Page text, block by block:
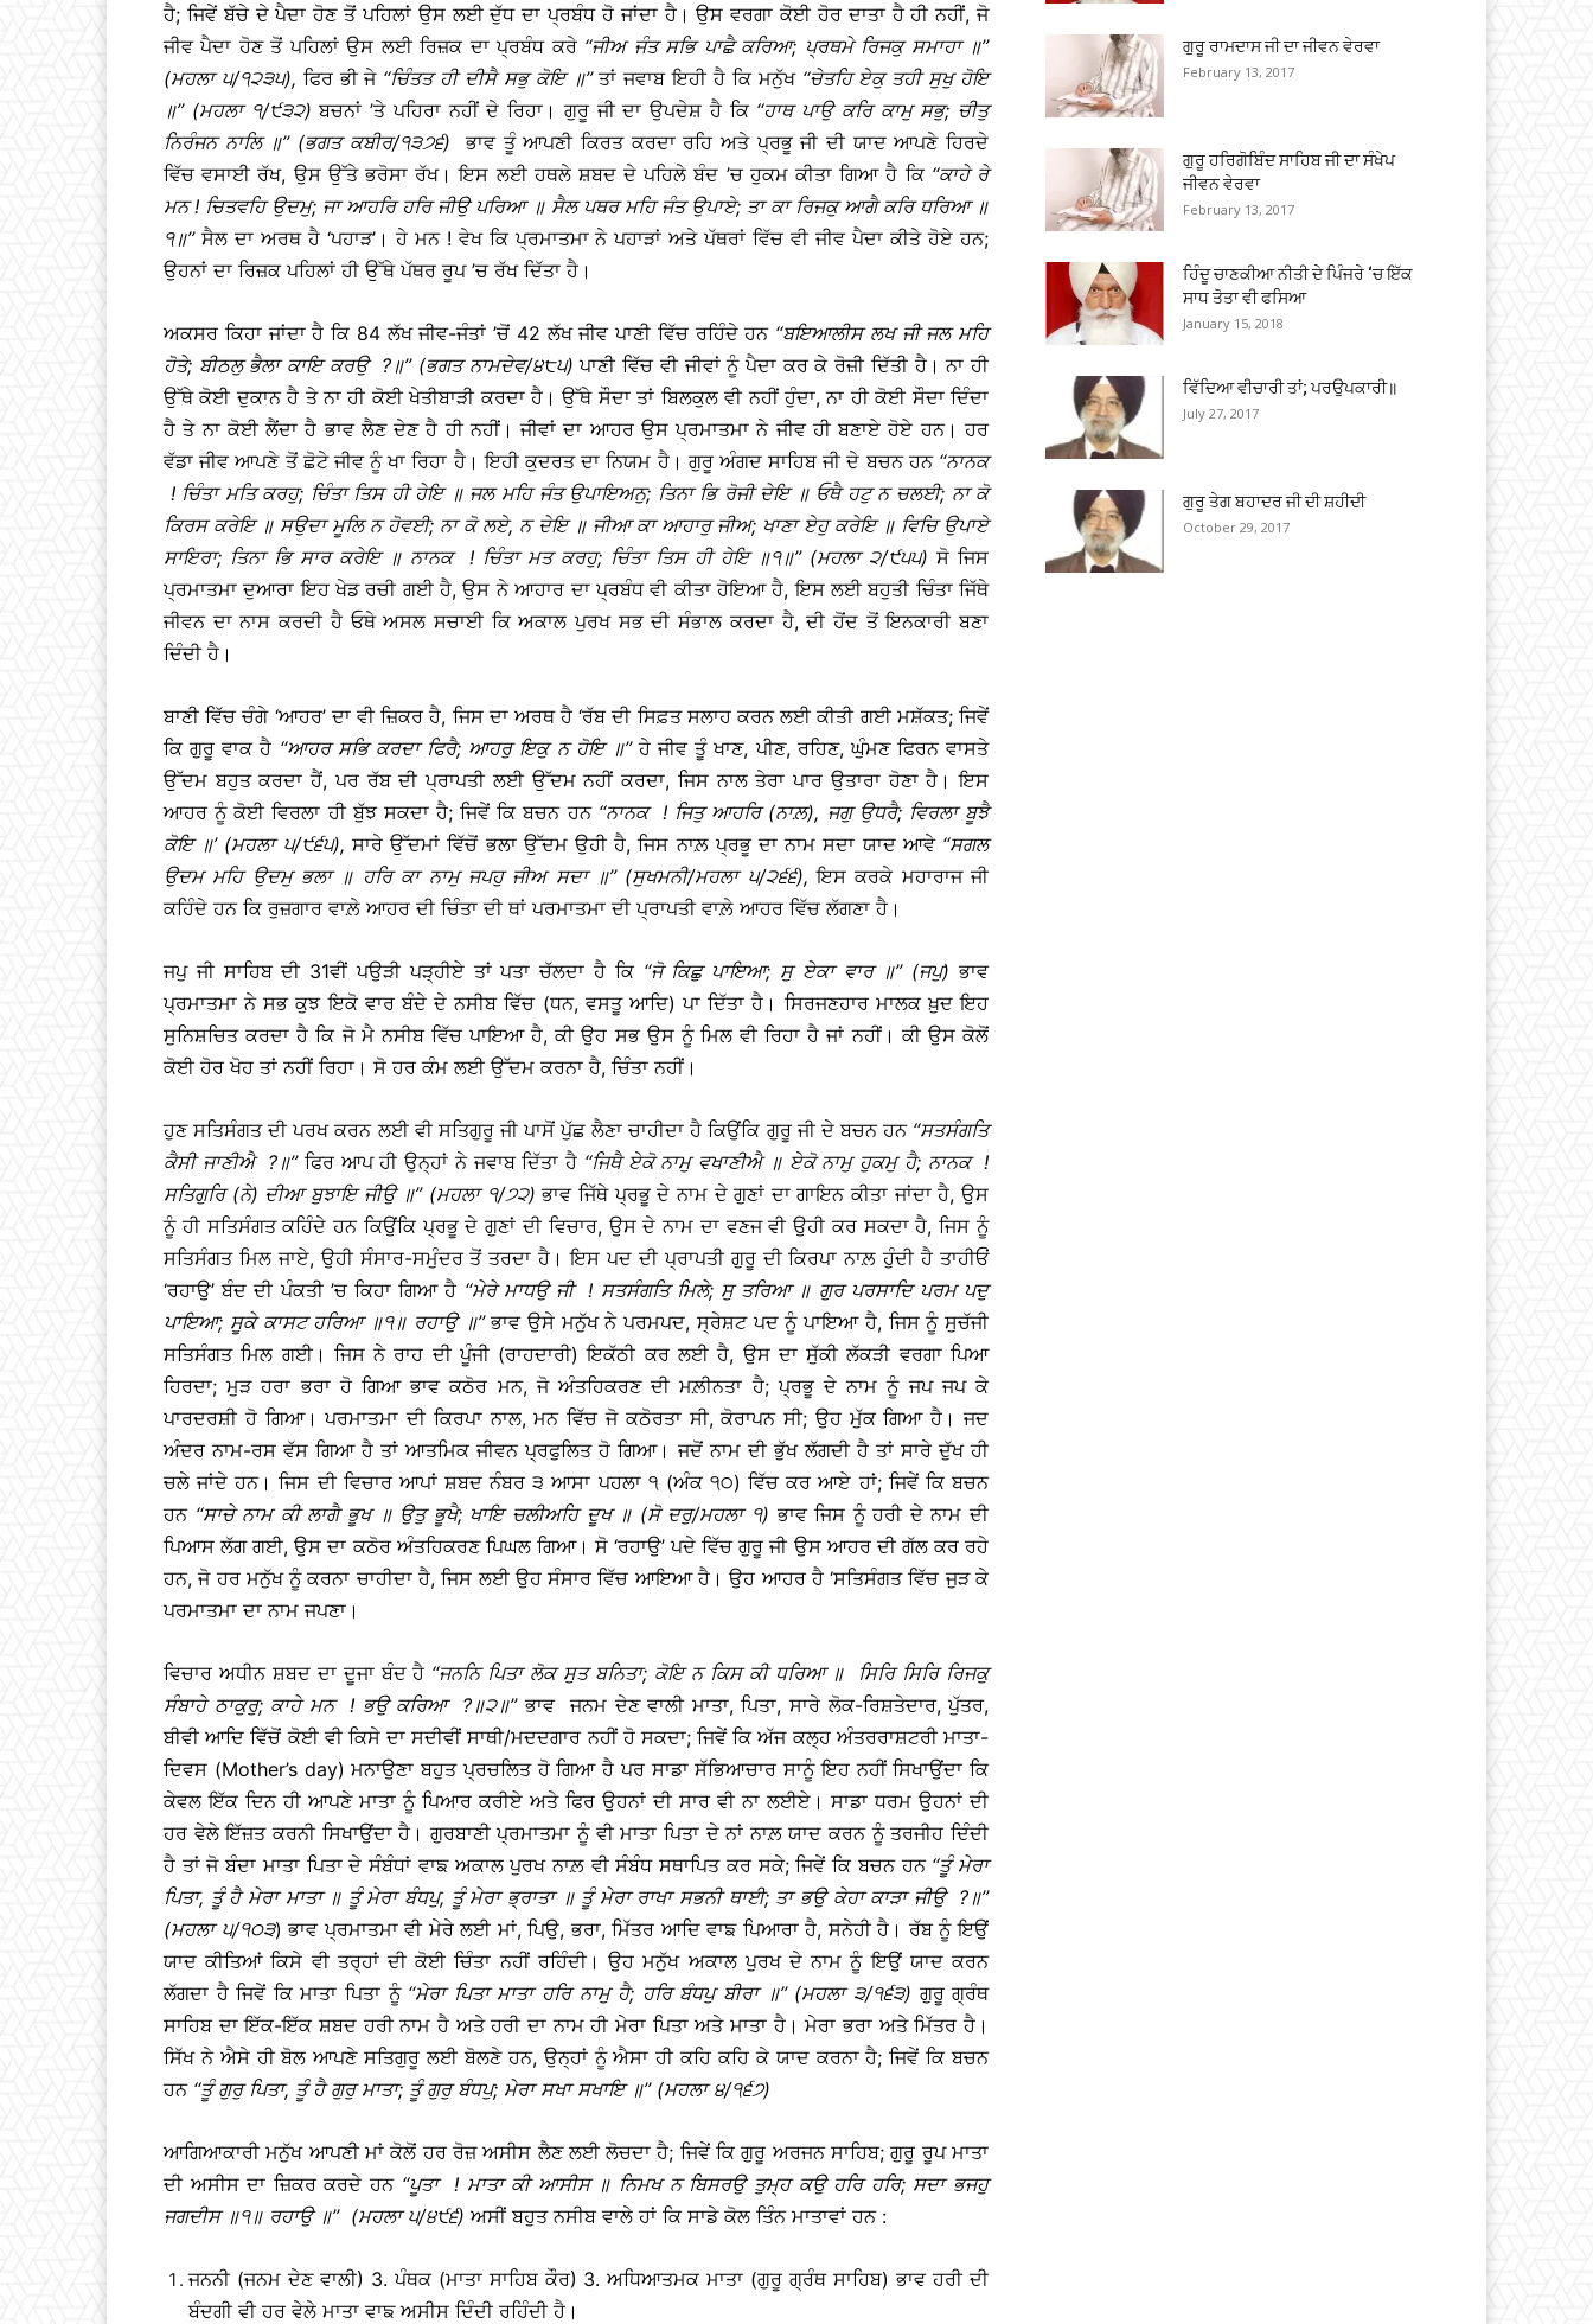
ਹੈ; ਜਿਵੇਂ ਬੱਚੇ ਦੇ ਪੈਦਾ ਹੋਣ ਤੋਂ ਪਹਿਲਾਂ ਉਸ ਲਈ ਦੁੱਧ ਦਾ ਪ੍ਰਬੰਧ ਹੋ ਜਾਂਦਾ ਹੈ। ਉਸ ਵਰਗਾ ਕੋਈ ਹੋਰ ਦਾਤਾ ਹੈ ਹੀ ਨਹੀਂ, ਜੋ
ਜੀਵ ਪੈਦਾ ਹੋਣ ਤੋਂ ਪਹਿਲਾਂ ਉਸ ਲਈ ਰਿਜ਼ਕ ਦਾ ਪ੍ਰਬੰਧ ਕਰੇ ‘‘ਜੀਅ ਜੰਤ ਸਭਿ ਪਾਛੈ ਕਰਿਆ; ਪ੍ਰਥਮੇ ਰਿਜਕੁ ਸਮਾਹਾ ॥’’
(ਮਹਲਾ ੫/੧੨੩੫), ਫਿਰ ਭੀ ਜੇ ‘‘ਚਿੰਤਤ ਹੀ ਦੀਸੈ ਸਭੁ ਕੋਇ ॥’’ਤਾਂ ਜਵਾਬ ਇਹੀ ਹੈ ਕਿ ਮਨੁੱਖ ‘‘ਚੇਤਹਿ ਏਕੁ ਤਹੀ ਸੁਖੁ ਹੋਇ
॥’’ (ਮਹਲਾ ੧/੯੩੨) ਬਚਨਾਂ ’ਤੇ ਪਹਿਰਾ ਨਹੀਂ ਦੇ ਰਿਹਾ। ਗੁਰੂ ਜੀ ਦਾ ਉਪਦੇਸ਼ ਹੈ ਕਿ ‘‘ਹਾਥ ਪਾਉ ਕਰਿ ਕਾਮੁ ਸਭੁ; ਚੀਤੁ
ਨਿਰੰਜਨ ਨਾਲਿ ॥’’ (ਭਗਤ ਕਬੀਰ/੧੩੭੬)ਭਾਵ ਤੂੰ ਆਪਣੀ ਕਿਰਤ ਕਰਦਾ ਰਹਿ ਅਤੇ ਪ੍ਰਭੂ ਜੀ ਦੀ ਯਾਦ ਆਪਣੇ ਹਿਰਦੇ
ਵਿੱਚ ਵਸਾਈ ਰੱਖ, ਉਸ ਉੱਤੇ ਭਰੋਸਾ ਰੱਖ। ਇਸ ਲਈ ਹਥਲੇ ਸ਼ਬਦ ਦੇ ਪਹਿਲੇ ਬੰਦ ’ਚ ਹੁਕਮ ਕੀਤਾ ਗਿਆ ਹੈ ਕਿ ‘‘ਕਾਹੇ ਰੇ
ਮਨ! ਚਿਤਵਹਿ ਉਦਮੁ; ਜਾ ਆਹਰਿ ਹਰਿ ਜੀਉ ਪਰਿਆ ॥ ਸੈਲ ਪਥਰ ਮਹਿ ਜੰਤ ਉਪਾਏ; ਤਾ ਕਾ ਰਿਜਕੁ ਆਗੈ ਕਰਿ ਧਰਿਆ ॥
੧॥’’ ਸੈਲ ਦਾ ਅਰਥ ਹੈ ‘ਪਹਾੜ’। ਹੇ ਮਨ ! ਵੇਖ ਕਿ ਪ੍ਰਮਾਤਮਾ ਨੇ ਪਹਾੜਾਂ ਅਤੇ ਪੱਥਰਾਂ ਵਿੱਚ ਵੀ ਜੀਵ ਪੈਦਾ ਕੀਤੇ ਹੋਏ ਹਨ;
ਉਹਨਾਂ ਦਾ ਰਿਜ਼ਕ ਪਹਿਲਾਂ ਹੀ ਉੱਥੇ ਪੱਥਰ ਰੂਪ ’ਚ ਰੱਖ ਦਿੱਤਾ ਹੈ।
ਅਕਸਰ ਕਿਹਾ ਜਾਂਦਾ ਹੈ ਕਿ 84 ਲੱਖ ਜੀਵ-ਜੰਤਾਂ ’ਚੋਂ 42 ਲੱਖ ਜੀਵ ਪਾਣੀ ਵਿੱਚ ਰਹਿੰਦੇ ਹਨ ‘‘ਬਇਆਲੀਸ ਲਖ ਜੀ ਜਲ ਮਹਿ
ਹੋਤੇ; ਬੀਠਲੁ ਭੈਲਾ ਕਾਇ ਕਰਉ ? ॥’’ (ਭਗਤ ਨਾਮਦੇਵ/੪੮੫) ਪਾਣੀ ਵਿੱਚ ਵੀ ਜੀਵਾਂ ਨੂੰ ਪੈਦਾ ਕਰ ਕੇ ਰੋਜ਼ੀ ਦਿੱਤੀ ਹੈ। ਨਾ ਹੀ
ਉੱਥੇ ਕੋਈ ਦੁਕਾਨ ਹੈ ਤੇ ਨਾ ਹੀ ਕੋਈ ਖੇਤੀਬਾੜੀ ਕਰਦਾ ਹੈ। ਉੱਥੇ ਸੌਦਾ ਤਾਂ ਬਿਲਕੁਲ ਵੀ ਨਹੀਂ ਹੁੰਦਾ, ਨਾ ਹੀ ਕੋਈ ਸੌਦਾ ਦਿੰਦਾ
ਹੈ ਤੇ ਨਾ ਕੋਈ ਲੈਂਦਾ ਹੈ ਭਾਵ ਲੈਣ ਦੇਣ ਹੈ ਹੀ ਨਹੀਂ। ਜੀਵਾਂ ਦਾ ਆਹਰ ਉਸ ਪ੍ਰਮਾਤਮਾ ਨੇ ਜੀਵ ਹੀ ਬਣਾਏ ਹੋਏ ਹਨ। ਹਰ
ਵੱਡਾ ਜੀਵ ਆਪਣੇ ਤੋਂ ਛੋਟੇ ਜੀਵ ਨੂੰ ਖਾ ਰਿਹਾ ਹੈ। ਇਹੀ ਕੁਦਰਤ ਦਾ ਨਿਯਮ ਹੈ। ਗੁਰੂ ਅੰਗਦ ਸਾਹਿਬ ਜੀ ਦੇ ਬਚਨ ਹਨ ‘‘ਨਾਨਕ
! ਚਿੰਤਾ ਮਤਿ ਕਰਹੁ; ਚਿੰਤਾ ਤਿਸ ਹੀ ਹੇਇ ॥ ਜਲ ਮਹਿ ਜੰਤ ਉਪਾਇਅਨੁ; ਤਿਨਾ ਭਿ ਰੋਜੀ ਦੇਇ ॥ ਓਥੈ ਹਟੁ ਨ ਚਲਈ; ਨਾ ਕੋ
ਕਿਰਸ ਕਰੇਇ ॥ ਸਉਦਾ ਮੂਲਿ ਨ ਹੋਵਈ; ਨਾ ਕੋ ਲਏ, ਨ ਦੇਇ ॥ ਜੀਆ ਕਾ ਆਹਾਰੁ ਜੀਅ; ਖਾਣਾ ਏਹੁ ਕਰੇਇ ॥ ਵਿਚਿ ਉਪਾਏ
ਸਾਇਰਾ; ਤਿਨਾ ਭਿ ਸਾਰ ਕਰੇਇ ॥ ਨਾਨਕ ! ਚਿੰਤਾ ਮਤ ਕਰਹੁ; ਚਿੰਤਾ ਤਿਸ ਹੀ ਹੇਇ ॥੧॥’’ (ਮਹਲਾ ੨/੯੫੫) ਸੋ ਜਿਸ
ਪ੍ਰਮਾਤਮਾ ਦੁਆਰਾ ਇਹ ਖੇਡ ਰਚੀ ਗਈ ਹੈ, ਉਸ ਨੇ ਆਹਾਰ ਦਾ ਪ੍ਰਬੰਧ ਵੀ ਕੀਤਾ ਹੋਇਆ ਹੈ, ਇਸ ਲਈ ਬਹੁਤੀ ਚਿੰਤਾ ਜਿੱਥੇ
ਜੀਵਨ ਦਾ ਨਾਸ ਕਰਦੀ ਹੈ ਓਥੇ ਅਸਲ ਸਚਾਈ ਕਿ ਅਕਾਲ ਪੁਰਖ ਸਭ ਦੀ ਸੰਭਾਲ ਕਰਦਾ ਹੈ, ਦੀ ਹੋਂਦ ਤੋਂ ਇਨਕਾਰੀ ਬਣਾ
ਦਿੰਦੀ ਹੈ।
ਬਾਣੀ ਵਿੱਚ ਚੰਗੇ ‘ਆਹਰ’ ਦਾ ਵੀ ਜ਼ਿਕਰ ਹੈ, ਜਿਸ ਦਾ ਅਰਥ ਹੈ ‘ਰੱਬ ਦੀ ਸਿਫ਼ਤ ਸਲਾਹ ਕਰਨ ਲਈ ਕੀਤੀ ਗਈ ਮਸ਼ੱਕਤ; ਜਿਵੇਂ
ਕਿ ਗੁਰੂ ਵਾਕ ਹੈ ‘‘ਆਹਰ ਸਭਿ ਕਰਦਾ ਫਿਰੈ; ਆਹਰੁ ਇਕੁ ਨ ਹੋਇ ॥’’ਹੇ ਜੀਵ ਤੂੰ ਖਾਣ, ਪੀਣ, ਰਹਿਣ, ਘੁੰਮਣ ਫਿਰਨ ਵਾਸਤੇ
ਉੱਦਮ ਬਹੁਤ ਕਰਦਾ ਹੈਂ, ਪਰ ਰੱਬ ਦੀ ਪ੍ਰਾਪਤੀ ਲਈ ਉੱਦਮ ਨਹੀਂ ਕਰਦਾ, ਜਿਸ ਨਾਲ ਤੇਰਾ ਪਾਰ ਉਤਾਰਾ ਹੋਣਾ ਹੈ। ਇਸ
ਆਹਰ ਨੂੰ ਕੋਈ ਵਿਰਲਾ ਹੀ ਬੁੱਝ ਸਕਦਾ ਹੈ; ਜਿਵੇਂ ਕਿ ਬਚਨ ਹਨ ‘‘ਨਾਨਕ ! ਜਿਤੁ ਆਹਰਿ(ਨਾਲ਼), ਜਗੁ ਉਧਰੈ; ਵਿਰਲਾ ਬੂਝੈ
ਕੋਇ ॥’ (ਮਹਲਾ ੫/੯੬੫), ਸਾਰੇ ਉੱਦਮਾਂ ਵਿੱਚੋਂ ਭਲਾ ਉੱਦਮ ਉਹੀ ਹੈ, ਜਿਸ ਨਾਲ਼ ਪ੍ਰਭੂ ਦਾ ਨਾਮ ਸਦਾ ਯਾਦ ਆਵੇ ‘‘ਸਗਲ
ਉਦਮ ਮਹਿ ਉਦਮੁ ਭਲਾ ॥ ਹਰਿ ਕਾ ਨਾਮੁ ਜਪਹੁ ਜੀਅ ਸਦਾ ॥’’ (ਸੁਖਮਨੀ/ਮਹਲਾ ੫/੨੬੬),ਇਸ ਕਰਕੇ ਮਹਾਰਾਜ ਜੀ
ਕਹਿੰਦੇ ਹਨ ਕਿ ਰੁਜ਼ਗਾਰ ਵਾਲ਼ੇ ਆਹਰ ਦੀ ਚਿੰਤਾ ਦੀ ਥਾਂ ਪਰਮਾਤਮਾ ਦੀ ਪ੍ਰਾਪਤੀ ਵਾਲ਼ੇ ਆਹਰ ਵਿੱਚ ਲੱਗਣਾ ਹੈ।
ਜਪੁ ਜੀ ਸਾਹਿਬ ਦੀ 31ਵੀਂ ਪਉੜੀ ਪੜ੍ਹੀਏ ਤਾਂ ਪਤਾ ਚੱਲਦਾ ਹੈ ਕਿ ‘‘ਜੋ ਕਿਛੁ ਪਾਇਆ; ਸੁ ਏਕਾ ਵਾਰ ॥’’ (ਜਪੁ) ਭਾਵ
ਪ੍ਰਮਾਤਮਾ ਨੇ ਸਭ ਕੁਝ ਇਕੋ ਵਾਰ ਬੰਦੇ ਦੇ ਨਸੀਬ ਵਿੱਚ (ਧਨ, ਵਸਤੂ ਆਦਿ) ਪਾ ਦਿੱਤਾ ਹੈ। ਸਿਰਜਣਹਾਰ ਮਾਲਕ ਖ਼ੁਦ ਇਹ
ਸੁਨਿਸ਼ਚਿਤ ਕਰਦਾ ਹੈ ਕਿ ਜੋ ਮੈ ਨਸੀਬ ਵਿੱਚ ਪਾਇਆ ਹੈ, ਕੀ ਉਹ ਸਭ ਉਸ ਨੂੰ ਮਿਲ ਵੀ ਰਿਹਾ ਹੈ ਜਾਂ ਨਹੀਂ। ਕੀ ਉਸ ਕੋਲੋਂ
ਕੋਈ ਹੋਰ ਖੋਹ ਤਾਂ ਨਹੀਂ ਰਿਹਾ। ਸੋ ਹਰ ਕੰਮ ਲਈ ਉੱਦਮ ਕਰਨਾ ਹੈ, ਚਿੰਤਾ ਨਹੀਂ।
ਹੁਣ ਸਤਿਸੰਗਤ ਦੀ ਪਰਖ ਕਰਨ ਲਈ ਵੀ ਸਤਿਗੁਰੂ ਜੀ ਪਾਸੋਂ ਪੁੱਛ ਲੈਣਾ ਚਾਹੀਦਾ ਹੈ ਕਿਉਂਕਿ ਗੁਰੂ ਜੀ ਦੇ ਬਚਨ ਹਨ ‘‘ਸਤਸੰਗਤਿ
ਕੈਸੀ ਜਾਣੀਐ ? ॥’’ਫਿਰ ਆਪ ਹੀ ਉਨ੍ਹਾਂ ਨੇ ਜਵਾਬ ਦਿੱਤਾ ਹੈ ‘‘ਜਿਥੈ ਏਕੋ ਨਾਮੁ ਵਖਾਣੀਐ ॥ ਏਕੋ ਨਾਮੁ ਹੁਕਮੁ ਹੈ; ਨਾਨਕ !
ਸਤਿਗੁਰਿ(ਨੇ) ਦੀਆ ਬੁਝਾਇ ਜੀਉ ॥’’ (ਮਹਲਾ ੧/੭੨)ਭਾਵ ਜਿੱਥੇ ਪ੍ਰਭੂ ਦੇ ਨਾਮ ਦੇ ਗੁਣਾਂ ਦਾ ਗਾਇਨ ਕੀਤਾ ਜਾਂਦਾ ਹੈ, ਉਸ
ਨੂੰ ਹੀ ਸਤਿਸੰਗਤ ਕਹਿੰਦੇ ਹਨ ਕਿਉਂਕਿ ਪ੍ਰਭੂ ਦੇ ਗੁਣਾਂ ਦੀ ਵਿਚਾਰ, ਉਸ ਦੇ ਨਾਮ ਦਾ ਵਣਜ ਵੀ ਉਹੀ ਕਰ ਸਕਦਾ ਹੈ, ਜਿਸ ਨੂੰ
ਸਤਿਸੰਗਤ ਮਿਲ ਜਾਏ, ਉਹੀ ਸੰਸਾਰ-ਸਮੁੰਦਰ ਤੋਂ ਤਰਦਾ ਹੈ। ਇਸ ਪਦ ਦੀ ਪ੍ਰਾਪਤੀ ਗੁਰੂ ਦੀ ਕਿਰਪਾ ਨਾਲ਼ ਹੁੰਦੀ ਹੈ ਤਾਹੀਓਂ
‘ਰਹਾਉ’ ਬੰਦ ਦੀ ਪੰਕਤੀ ’ਚ ਕਿਹਾ ਗਿਆ ਹੈ ‘‘ਮੇਰੇ ਮਾਧਉ ਜੀ ! ਸਤਸੰਗਤਿ ਮਿਲੇ; ਸੁ ਤਰਿਆ ॥ ਗੁਰ ਪਰਸਾਦਿ ਪਰਮ ਪਦੁ
ਪਾਇਆ; ਸੂਕੇ ਕਾਸਟ ਹਰਿਆ ॥੧॥ ਰਹਾਉ ॥’’ਭਾਵ ਉਸੇ ਮਨੁੱਖ ਨੇ ਪਰਮਪਦ, ਸ੍ਰੇਸ਼ਟ ਪਦ ਨੂੰ ਪਾਇਆ ਹੈ, ਜਿਸ ਨੂੰ ਸੁਚੱਜੀ
ਸਤਿਸੰਗਤ ਮਿਲ ਗਈ। ਜਿਸ ਨੇ ਰਾਹ ਦੀ ਪੂੰਜੀ (ਰਾਹਦਾਰੀ) ਇਕੱਠੀ ਕਰ ਲਈ ਹੈ, ਉਸ ਦਾ ਸੁੱਕੀ ਲੱਕੜੀ ਵਰਗਾ ਪਿਆ
ਹਿਰਦਾ; ਮੁੜ ਹਰਾ ਭਰਾ ਹੋ ਗਿਆ ਭਾਵ ਕਠੋਰ ਮਨ, ਜੋ ਅੰਤਹਿਕਰਣ ਦੀ ਮਲ਼ੀਨਤਾ ਹੈ; ਪ੍ਰਭੂ ਦੇ ਨਾਮ ਨੂੰ ਜਪ ਜਪ ਕੇ
ਪਾਰਦਰਸ਼ੀ ਹੋ ਗਿਆ। ਪਰਮਾਤਮਾ ਦੀ ਕਿਰਪਾ ਨਾਲ, ਮਨ ਵਿੱਚ ਜੋ ਕਠੋਰਤਾ ਸੀ, ਕੋਰਾਪਨ ਸੀ; ਉਹ ਮੁੱਕ ਗਿਆ ਹੈ। ਜਦ
ਅੰਦਰ ਨਾਮ-ਰਸ ਵੱਸ ਗਿਆ ਹੈ ਤਾਂ ਆਤਮਿਕ ਜੀਵਨ ਪ੍ਰਫੁਲਿਤ ਹੋ ਗਿਆ। ਜਦੋਂ ਨਾਮ ਦੀ ਭੁੱਖ ਲੱਗਦੀ ਹੈ ਤਾਂ ਸਾਰੇ ਦੁੱਖ ਹੀ
ਚਲੇ ਜਾਂਦੇ ਹਨ। ਜਿਸ ਦੀ ਵਿਚਾਰ ਆਪਾਂ ਸ਼ਬਦ ਨੰਬਰ ੩ ਆਸਾ ਪਹਲਾ ੧ (ਅੰਕ ੧੦) ਵਿੱਚ ਕਰ ਆਏ ਹਾਂ; ਜਿਵੇਂ ਕਿ ਬਚਨ
ਹਨ ‘‘ਸਾਚੇ ਨਾਮ ਕੀ ਲਾਗੈ ਭੂਖ ॥ ਉਤੁ ਭੂਖੈ; ਖਾਇ ਚਲੀਅਹਿ ਦੂਖ ॥ (ਸੋ ਦਰੁ/ਮਹਲਾ ੧)ਭਾਵ ਜਿਸ ਨੂੰ ਹਰੀ ਦੇ ਨਾਮ ਦੀ
ਪਿਆਸ ਲੱਗ ਗਈ, ਉਸ ਦਾ ਕਠੋਰ ਅੰਤਹਿਕਰਣ ਪਿਘਲ ਗਿਆ। ਸੋ ‘ਰਹਾਉ’ ਪਦੇ ਵਿੱਚ ਗੁਰੂ ਜੀ ਉਸ ਆਹਰ ਦੀ ਗੱਲ ਕਰ ਰਹੇ
ਹਨ, ਜੋ ਹਰ ਮਨੁੱਖ ਨੂੰ ਕਰਨਾ ਚਾਹੀਦਾ ਹੈ, ਜਿਸ ਲਈ ਉਹ ਸੰਸਾਰ ਵਿੱਚ ਆਇਆ ਹੈ। ਉਹ ਆਹਰ ਹੈ ‘ਸਤਿਸੰਗਤ ਵਿੱਚ ਜੁੜ ਕੇ
ਪਰਮਾਤਮਾ ਦਾ ਨਾਮ ਜਪਣਾ।
ਵਿਚਾਰ ਅਧੀਨ ਸ਼ਬਦ ਦਾ ਦੂਜਾ ਬੰਦ ਹੈ ‘‘ਜਨਨਿ ਪਿਤਾ ਲੋਕ ਸੁਤ ਬਨਿਤਾ; ਕੋਇ ਨ ਕਿਸ ਕੀ ਧਰਿਆ ॥ ਸਿਰਿ ਸਿਰਿ ਰਿਜਕੁ
ਸੰਬਾਹੇ ਠਾਕੁਰੁ; ਕਾਹੇ ਮਨ ! ਭਉ ਕਰਿਆ ? ॥੨॥’’ਭਾਵ ਜਨਮ ਦੇਣ ਵਾਲੀ ਮਾਤਾ, ਪਿਤਾ, ਸਾਰੇ ਲੋਕ-ਰਿਸ਼ਤੇਦਾਰ, ਪੁੱਤਰ,
ਬੀਵੀ ਆਦਿ ਵਿੱਚੋਂ ਕੋਈ ਵੀ ਕਿਸੇ ਦਾ ਸਦੀਵੀਂ ਸਾਥੀ/ਮਦਦਗਾਰ ਨਹੀਂ ਹੋ ਸਕਦਾ; ਜਿਵੇਂ ਕਿ ਅੱਜ ਕਲ੍ਹ ਅੰਤਰਰਾਸ਼ਟਰੀ ਮਾਤਾ-
ਦਿਵਸ (Mother’s day) ਮਨਾਉਣਾ ਬਹੁਤ ਪ੍ਰਚਲਿਤ ਹੋ ਗਿਆ ਹੈ ਪਰ ਸਾਡਾ ਸੱਭਿਆਚਾਰ ਸਾਨੂੰ ਇਹ ਨਹੀਂ ਸਿਖਾਉਂਦਾ ਕਿ
ਕੇਵਲ ਇੱਕ ਦਿਨ ਹੀ ਆਪਣੇ ਮਾਤਾ ਨੂੰ ਪਿਆਰ ਕਰੀਏ ਅਤੇ ਫਿਰ ਉਹਨਾਂ ਦੀ ਸਾਰ ਵੀ ਨਾ ਲਈਏ। ਸਾਡਾ ਧਰਮ ਉਹਨਾਂ ਦੀ
ਹਰ ਵੇਲੇ ਇੱਜ਼ਤ ਕਰਨੀ ਸਿਖਾਉਂਦਾ ਹੈ। ਗੁਰਬਾਣੀ ਪ੍ਰਮਾਤਮਾ ਨੂੰ ਵੀ ਮਾਤਾ ਪਿਤਾ ਦੇ ਨਾਂ ਨਾਲ਼ ਯਾਦ ਕਰਨ ਨੂੰ ਤਰਜੀਹ ਦਿੰਦੀ
ਹੈ ਤਾਂ ਜੋ ਬੰਦਾ ਮਾਤਾ ਪਿਤਾ ਦੇ ਸੰਬੰਧਾਂ ਵਾਙ ਅਕਾਲ ਪੁਰਖ ਨਾਲ਼ ਵੀ ਸੰਬੰਧ ਸਥਾਪਿਤ ਕਰ ਸਕੇ; ਜਿਵੇਂ ਕਿ ਬਚਨ ਹਨ ‘‘ਤੂੰ ਮੇਰਾ
ਪਿਤਾ, ਤੂੰ ਹੈ ਮੇਰਾ ਮਾਤਾ ॥ ਤੂੰ ਮੇਰਾ ਬੰਧਪੁ, ਤੂੰ ਮੇਰਾ ਭ੍ਰਾਤਾ ॥ ਤੂੰ ਮੇਰਾ ਰਾਖਾ ਸਭਨੀ ਥਾਈ; ਤਾ ਭਉ ਕੇਹਾ ਕਾੜਾ ਜੀਉ ? ॥’’
(ਮਹਲਾ ੫/੧੦੩) ਭਾਵ ਪ੍ਰਮਾਤਮਾ ਵੀ ਮੇਰੇ ਲਈ ਮਾਂ, ਪਿਉ, ਭਰਾ, ਮਿੱਤਰ ਆਦਿ ਵਾਙ ਪਿਆਰਾ ਹੈ, ਸਨੇਹੀ ਹੈ। ਰੱਬ ਨੂੰ ਇਉਂ
ਯਾਦ ਕੀਤਿਆਂ ਕਿਸੇ ਵੀ ਤਰ੍ਹਾਂ ਦੀ ਕੋਈ ਚਿੰਤਾ ਨਹੀਂ ਰਹਿੰਦੀ। ਉਹ ਮਨੁੱਖ ਅਕਾਲ ਪੁਰਖ ਦੇ ਨਾਮ ਨੂੰ ਇਉਂ ਯਾਦ ਕਰਨ
ਲੱਗਦਾ ਹੈ ਜਿਵੇਂ ਕਿ ਮਾਤਾ ਪਿਤਾ ਨੂੰ ‘‘ਮੇਰਾ ਪਿਤਾ ਮਾਤਾ ਹਰਿ ਨਾਮੁ ਹੈ; ਹਰਿ ਬੰਧਪੁ ਬੀਰਾ ॥’’ (ਮਹਲਾ ੩/੧੬੩) ਗੁਰੂ ਗ੍ਰੰਥ
ਸਾਹਿਬ ਦਾ ਇੱਕ-ਇੱਕ ਸ਼ਬਦ ਹਰੀ ਨਾਮ ਹੈ ਅਤੇ ਹਰੀ ਦਾ ਨਾਮ ਹੀ ਮੇਰਾ ਪਿਤਾ ਅਤੇ ਮਾਤਾ ਹੈ। ਮੇਰਾ ਭਰਾ ਅਤੇ ਮਿੱਤਰ ਹੈ।
ਸਿੱਖ ਨੇ ਐਸੇ ਹੀ ਬੋਲ ਆਪਣੇ ਸਤਿਗੁਰੂ ਲਈ ਬੋਲਣੇ ਹਨ, ਉਨ੍ਹਾਂ ਨੂੰ ਐਸਾ ਹੀ ਕਹਿ ਕਹਿ ਕੇ ਯਾਦ ਕਰਨਾ ਹੈ; ਜਿਵੇਂ ਕਿ ਬਚਨ
ਹਨ ‘‘ਤੂੰ ਗੁਰੁ ਪਿਤਾ, ਤੂੰ ਹੈ ਗੁਰੁ ਮਾਤਾ; ਤੂੰ ਗੁਰੁ ਬੰਧਪੁ; ਮੇਰਾ ਸਖਾ ਸਖਾਇ ॥’’ (ਮਹਲਾ ੪/੧੬੭)
ਆਗਿਆਕਾਰੀ ਮਨੁੱਖ ਆਪਣੀ ਮਾਂ ਕੋਲੋਂ ਹਰ ਰੋਜ਼ ਅਸੀਸ ਲੈਣ ਲਈ ਲੋਚਦਾ ਹੈ; ਜਿਵੇਂ ਕਿ ਗੁਰੂ ਅਰਜਨ ਸਾਹਿਬ; ਗੁਰੂ ਰੂਪ ਮਾਤਾ
ਦੀ ਅਸੀਸ ਦਾ ਜ਼ਿਕਰ ਕਰਦੇ ਹਨ ‘‘ਪੂਤਾ ! ਮਾਤਾ ਕੀ ਆਸੀਸ ॥ ਨਿਮਖ ਨ ਬਿਸਰਉ ਤੁਮ੍ਹ ਕਉ ਹਰਿ ਹਰਿ; ਸਦਾ ਭਜਹੁ
ਜਗਦੀਸ ॥੧॥ ਰਹਾਉ ॥’’ (ਮਹਲਾ ੫/੪੯੬) ਅਸੀਂ ਬਹੁਤ ਨਸੀਬ ਵਾਲੇ ਹਾਂ ਕਿ ਸਾਡੇ ਕੋਲ ਤਿੰਨ ਮਾਤਾਵਾਂ ਹਨ :
ਜਨਨੀ (ਜਨਮ ਦੇਣ ਵਾਲੀ) 3. ਪੰਥਕ (ਮਾਤਾ ਸਾਹਿਬ ਕੌਰ) 3. ਅਧਿਆਤਮਕ ਮਾਤਾ (ਗੁਰੂ ਗ੍ਰੰਥ ਸਾਹਿਬ) ਭਾਵ ਹਰੀ ਦੀ
ਬੰਦਗੀ ਵੀ ਹਰ ਵੇਲੇ ਮਾਤਾ ਵਾਙ ਅਸੀਸ ਦਿੰਦੀ ਰਹਿੰਦੀ ਹੈ।
ਗੁਰੂ ਰਾਮਦਾਸ ਜੀ ਦਾ ਜੀਵਨ ਵੇਰਵਾ
February 13, 2017
ਗੁਰੂ ਹਰਿਗੋਬਿੰਦ ਸਾਹਿਬ ਜੀ ਦਾ ਸੰਖੇਪ
ਜੀਵਨ ਵੇਰਵਾ
February 13, 2017
ਹਿੰਦੂ ਚਾਣਕੀਆ ਨੀਤੀ ਦੇ ਪਿੰਜਰੇ ‘ਚ ਇੱਕ
ਸਾਧ ਤੋਤਾ ਵੀ ਫਸਿਆ
January 15, 2018
ਵਿੱਦਿਆ ਵੀਚਾਰੀ ਤਾਂ; ਪਰਉਪਕਾਰੀ॥
July 27, 2017
ਗੁਰੂ ਤੇਗ ਬਹਾਦਰ ਜੀ ਦੀ ਸ਼ਹੀਦੀ
October 29, 2017